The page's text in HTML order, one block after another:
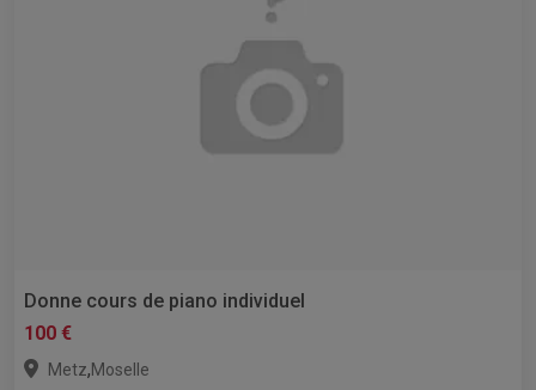
Donne cours de piano individuel
100 €
Metz,Moselle